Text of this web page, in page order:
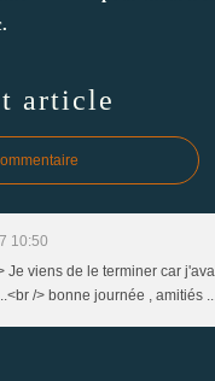
article
10:50
Je viens de le terminer car
/> bonne journée , amitiés ...